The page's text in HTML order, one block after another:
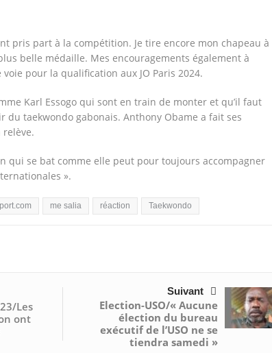
pris part à la compétition. Je tire encore mon chapeau à
belle médaille. Mes encouragements également à
pour la qualification aux JO Paris 2024.
Karl Essogo qui sont en train de monter et qu’il faut
du taekwondo gabonais. Anthony Obame a fait ses
qui se bat comme elle peut pour toujours accompagner
».
me salia réaction Taekwondo
Les
ont
Suivant
Election-USO/« Aucune
élection du bureau
exécutif de l’USO ne se
tiendra samedi »